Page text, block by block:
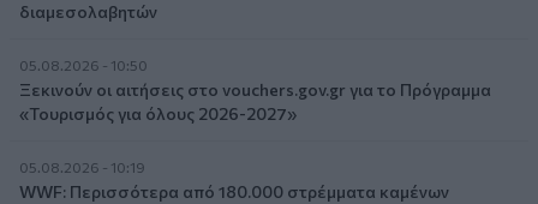
διαμεσολαβητών
05.08.2026 - 10:50
Ξεκινούν οι αιτήσεις στο vouchers.gov.gr για το Πρόγραμμα
«Τουρισμός για όλους 2026-2027»
05.08.2026 - 10:19
WWF: Περισσότερα από 180.000 στρέμματα καμένων